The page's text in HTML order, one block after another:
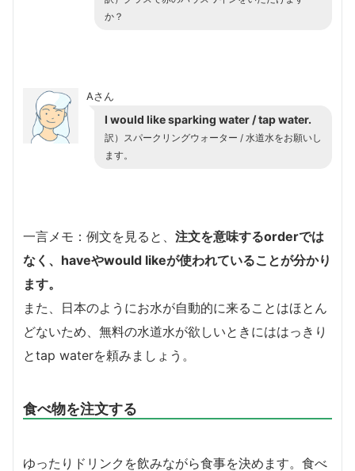
か？
Aさん
I would like sparking water / tap water.
訳）スパークリングウォーター / 水道水をお願いし
ます。
一言メモ：例文を見ると、 注文を意味するorderでは
なく、haveやwould likeが使われていることが分かり
ます。
また、日本のようにお水が自動的に来ることはほとん
どないため、無料の水道水が欲しいときにははっきり
とtap waterを頼みましょう。
食べ物を注文する
ゆったりドリンクを飲みながら食事を決めます。食べ